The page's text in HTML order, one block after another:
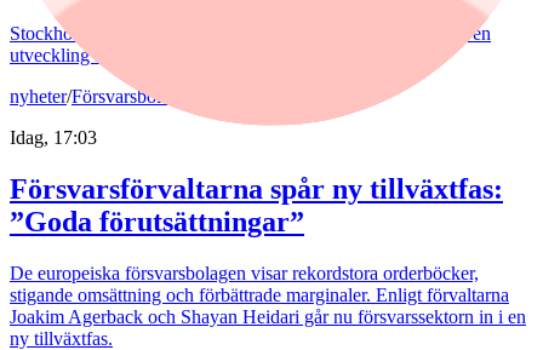
Stockholmsbörsen avslutade torsdagen omkring oförändrat i en
utveckling som speglades av ledande Europabörser.
nyheter/Försvarsbolag
Idag, 17:03
Försvarsförvaltarna spår ny tillväxtfas:
”Goda förutsättningar”
De europeiska försvarsbolagen visar rekordstora orderböcker,
stigande omsättning och förbättrade marginaler. Enligt förvaltarna
Joakim Agerback och Shayan Heidari går nu försvarssektorn in i en
ny tillväxtfas.